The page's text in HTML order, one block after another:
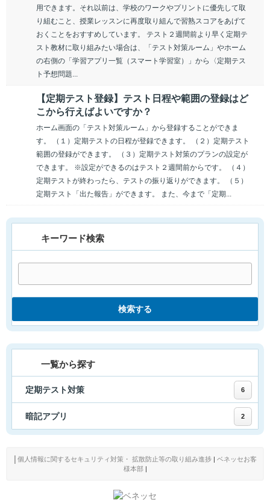
用できます。それ以前は、学校のワークやプリントに優先して取
り組むこと、授業レッスンに再度取り組んで習熟スコアをあげて
おくことをおすすめしています。 テスト２週間前より早く定期テ
スト教材に取り組みたい場合は、「テスト対策ルーム」やホーム
の右側の「学習アプリ一覧（スマート学習室）」から〈定期テス
ト予想問題...
【定期テスト登録】テスト日程や範囲の登録はど
こから行えばよいですか？
ホーム画面の「テスト対策ルーム」から登録することができま
す。 （１）定期テストの日程が登録できます。 （２）定期テスト
範囲の登録ができます。 （３）定期テスト対策のプランの設定が
できます。 ※設定ができるのはテスト２週間前からです。 （４）
定期テストが終わったら、テストの振り返りができます。 （５）
定期テスト「出た報告」ができます。 また、今まで「定期...
キーワード検索
検索する
一覧から探す
定期テスト対策 6
暗記アプリ 2
個人情報に関するセキュリティ対策・ 拡散防止等の取り組み進捗 | ベネッセお客
様本部|